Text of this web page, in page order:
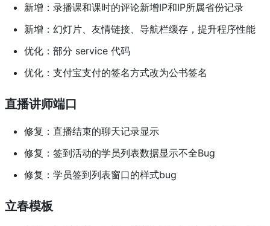
新增：录播课和课时的评论新增IP和IP所属省份记录
新增：幻灯片、友情链接、导航栏缓存，提升程序性能
优化：部分 service 代码
优化：支付宝支付的签名方式改为公书签名
直播讲师端口
修复：直播结束的聊天记录显示
修复：签到活动的学员列表数据显示不全Bug
修复：学员签到列表窗口的样式bug
立春模板